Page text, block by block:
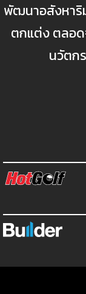
พัฒนาอสังหาริ
ตกแต่ง ตลอด
นวัตก